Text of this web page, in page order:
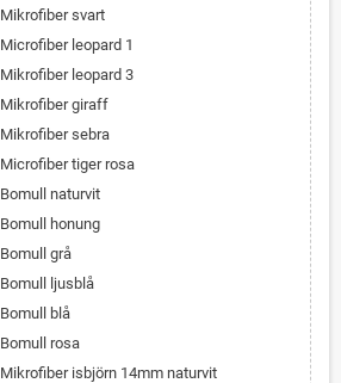
Mikrofiber svart
Microfiber leopard 1
Mikrofiber leopard 3
Mikrofiber giraff
Mikrofiber sebra
Microfiber tiger rosa
Bomull naturvit
Bomull honung
Bomull grå
Bomull ljusblå
Bomull blå
Bomull rosa
Mikrofiber isbjörn 14mm naturvit